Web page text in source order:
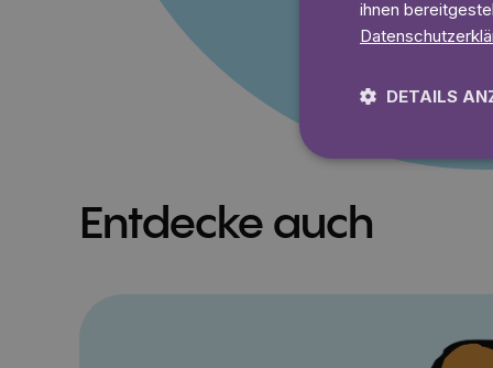
Entdecke auch
ihnen
DETAILS